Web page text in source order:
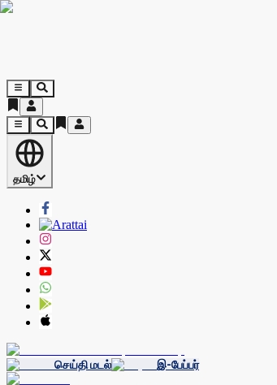
தமிழ்
செய்தி மடல் இ-பேப்பர்